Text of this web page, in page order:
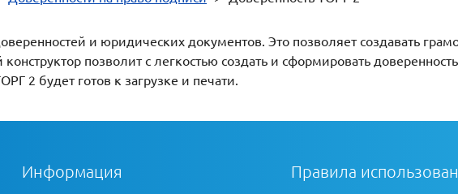
и юридических документов. Это позволяет создавать
позволит с легкостью создать и сформировать
2 будет готов к загрузке и печати.
Информация Правила